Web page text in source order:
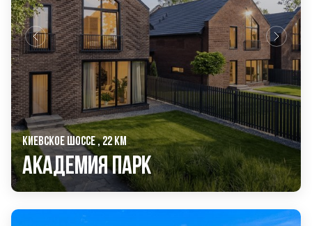
КИЕВСКОЕ ШОССЕ , 22 КМ
Академия Парк